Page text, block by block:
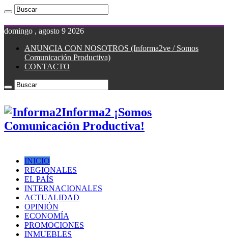
domingo , agosto 9 2026
ANUNCIA CON NOSOTROS (Informa2ve / Somos
Comunicación Productiva)
CONTACTO
Informa2 ¡Somos
Comunicación Productiva!
INICIO
REGIONALES
EL PAÍS
INTERNACIONALES
ACTUALIDAD
OPINIÓN
ECONOMÍA
PROMOCIONES
INMUEBLES